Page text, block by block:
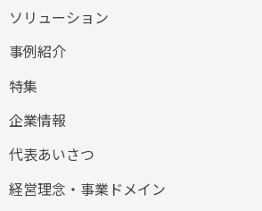
ソリューション
事例紹介
特集
企業情報
代表あいさつ
経営理念・事業ドメイン